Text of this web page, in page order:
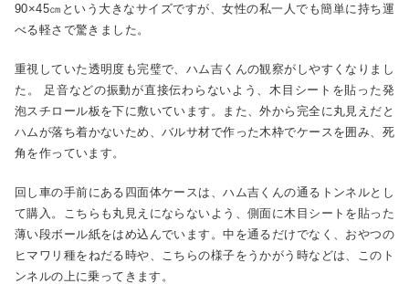
90×45㎝という大きなサイズですが、女性の私一人でも簡単に持ち運
べる軽さで驚きました。
重視していた透明度も完璧で、ハム吉くんの観察がしやすくなりまし
た。 足音などの振動が直接伝わらないよう、木目シートを貼った発
泡スチロール板を下に敷いています。また、外から完全に丸見えだと
ハムが落ち着かないため、バルサ材で作った木枠でケースを囲み、死
角を作っています。
回し車の手前にある四面体ケースは、ハム吉くんの通るトンネルとし
て購入。こちらも丸見えにならないよう、側面に木目シートを貼った
薄い段ボール紙をはめ込んでいます。中を通るだけでなく、おやつの
ヒマワリ種をねだる時や、こちらの様子をうかがう時などは、このト
ンネルの上に乗ってきます。